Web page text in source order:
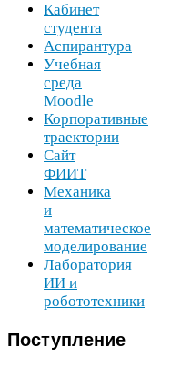
Кабинет
студента
Аспирантура
Учебная
среда
Moodle
Корпоративные
траектории
Сайт
ФИИТ
Механика
и
математическое
моделирование
Лаборатория
ИИ и
робототехники
Поступление